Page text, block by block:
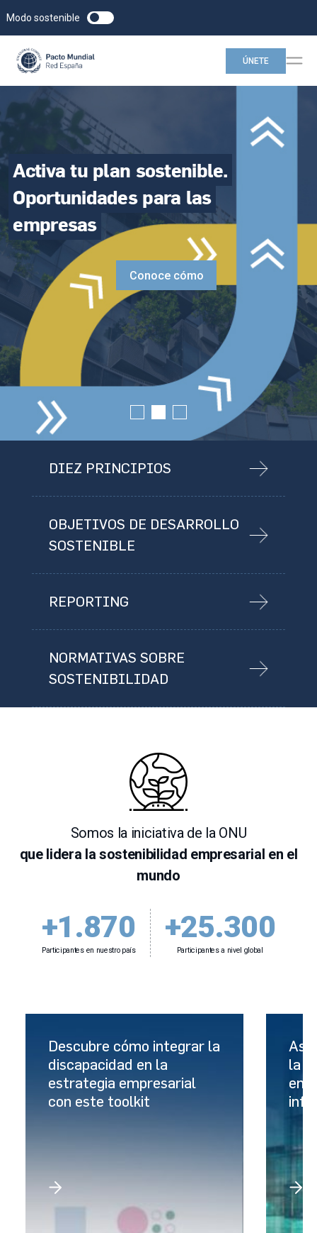
Modo sostenible
ÚNETE
Activatu plan sostenible.
Oportunidades para las
empresas
Conoce cómo
DIEZ PRINCIPIOS
OBJETIVOS DE DESARROLLO
SOSTENIBLE
REPORTING
NORMATIVAS SOBRE
SOSTENIBILIDAD
Somos la iniciativa de la ONU
que lidera la sostenibilidad empresarial en el
mundo
+1.870
Participantes en nuestro país
+25.300
Participantes a nivel global
Descubre cómo integrar la
discapacidad en la
estrategia empresarial
con este toolkit
Así
la